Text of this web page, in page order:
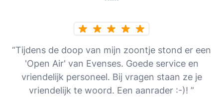
“Tijdens de doop van mijn zoontje stond er een
'Open Air' van Evenses. Goede service en
vriendelijk personeel. Bij vragen staan ze je
vriendelijk te woord. Een aanrader :-)! ”